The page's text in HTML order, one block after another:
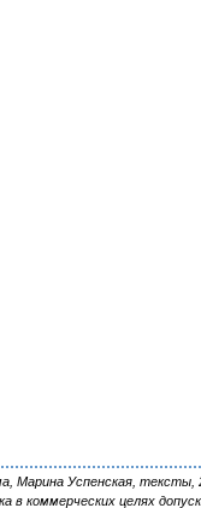
Успенская, тексты,
в коммерческих целях